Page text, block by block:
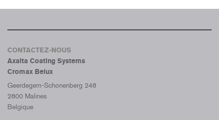
CONTACTEZ-NOUS
Axalta Coating Systems
Cromax Belux
Geerdegem-Schonenberg 248
2800 Malines
Belgique